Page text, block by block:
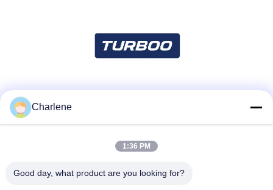
Liên lạc nhanh
Điện thoại
Charlene
1:36 PM
Good day, what product are you looking for?